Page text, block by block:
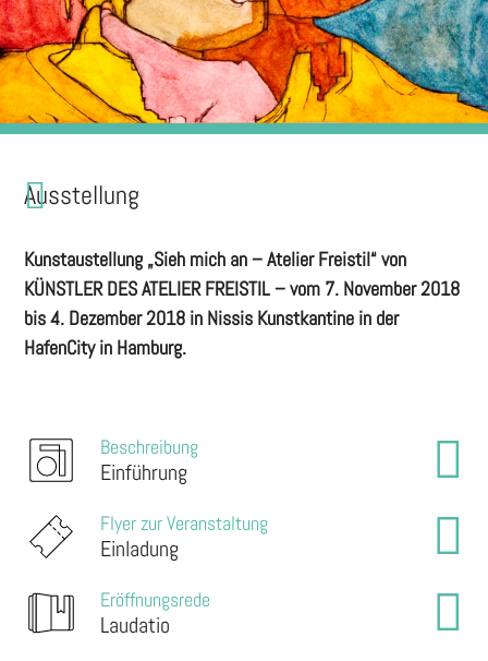
Ausstellung
Kunstaustellung „Sieh mich an – Atelier Freistil“ von
KÜNSTLER DES ATELIER FREISTIL – vom 7. November 2018
bis 4. Dezember 2018 in Nissis Kunstkantine in der
HafenCity in Hamburg.
Beschreibung
Einführung
Flyer zur Veranstaltung
Einladung
Eröffnungsrede
Laudatio